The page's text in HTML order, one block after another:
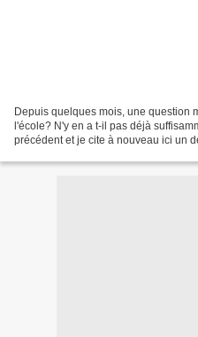
Depuis quelques mois, une question
l'école? N'y en a t-il pas déjà
précédent et je cite à nouveau ici un